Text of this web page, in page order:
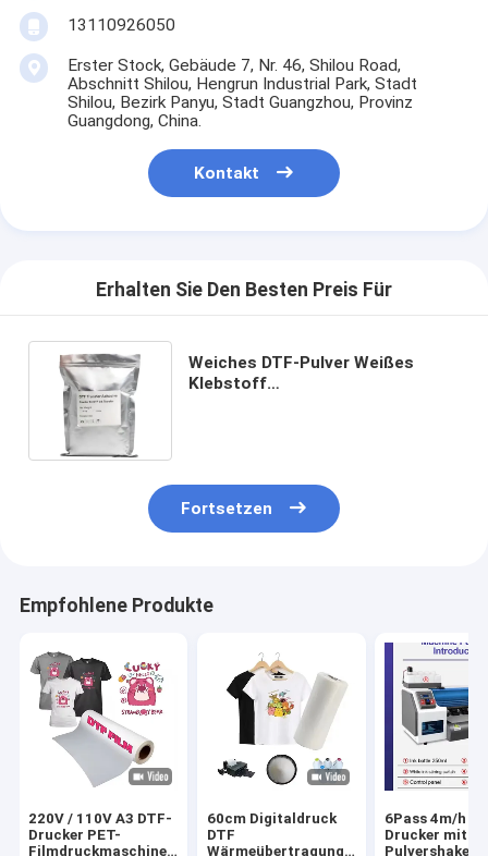
13110926050
Erster Stock, Gebäude 7, Nr. 46, Shilou Road,
Abschnitt Shilou, Hengrun Industrial Park, Stadt
Shilou, Bezirk Panyu, Stadt Guangzhou, Provinz
Guangdong, China.
Kontakt
Erhalten Sie Den Besten Preis Für
Weiches DTF-Pulver Weißes
Klebstoff
Fortsetzen
Empfohlene Produkte
220V / 110V A3 DTF-
Drucker PET-
Filmdruckmaschine
60cm Digitaldruck
DTF
Wärmeübertragung
6Pass 4m/h
Drucker mit
Pulvershaker